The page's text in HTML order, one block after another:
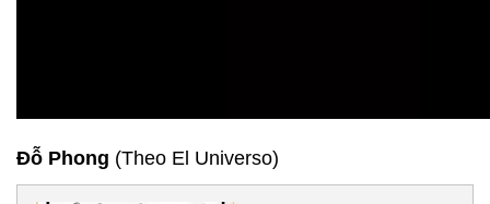
Đỗ Phong (Theo El Universo)